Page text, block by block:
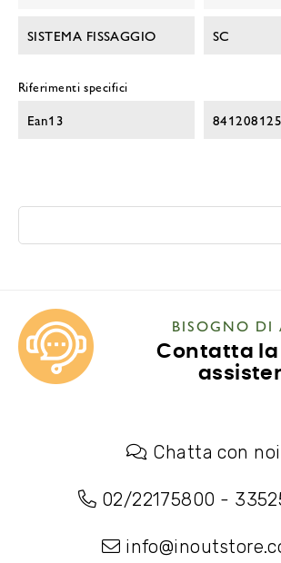
SISTEMA FISSAGGIO SC
Riferimenti specifici
Ean13
BISOGNO DI
Contatta
Chatta con noi
02/22175800 -